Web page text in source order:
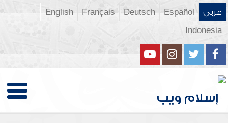
عربي Español
Deutsch
Français
English
Indonesia